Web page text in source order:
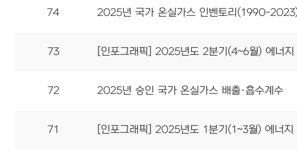
74 2025년 국가 온실가스 인벤토리(1990-
73 [인포그래픽] 2025년도 2분기(4~6월) 에너지
72 2025년 승인 국가 온실가스 배출·흡수계수
71 [인포그래픽] 2025년도 1분기(1~3월) 에너지